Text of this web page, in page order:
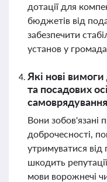
дотації для
бюджетів від
забезпечити
установ у
Які нові
та посадових
Вони зобов'язані
доброчесності,
утримуватися
шкодить
мови ворожнечі